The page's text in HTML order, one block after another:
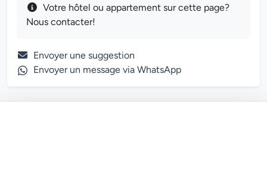
Votre hôtel ou appartement sur cette page?
Nous contacter!
Envoyer une suggestion
Envoyer un message via WhatsApp